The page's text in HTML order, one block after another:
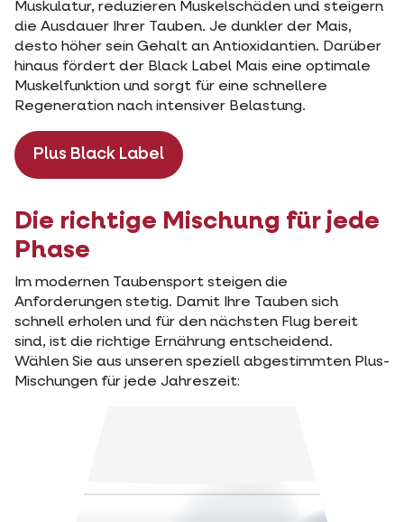
Muskulatur, reduzieren Muskelschäden und steigern
die Ausdauer Ihrer Tauben. Je dunkler der Mais,
desto höher sein Gehalt an Antioxidantien. Darüber
hinaus fördert der Black Label Mais eine optimale
Muskelfunktion und sorgt für eine schnellere
Regeneration nach intensiver Belastung.
Plus Black Label
Die richtige Mischung für jede
Phase
Im modernen Taubensport steigen die
Anforderungen stetig. Damit Ihre Tauben sich
schnell erholen und für den nächsten Flug bereit
sind, ist die richtige Ernährung entscheidend.
Wählen Sie aus unseren speziell abgestimmten Plus-
Mischungen für jede Jahreszeit: